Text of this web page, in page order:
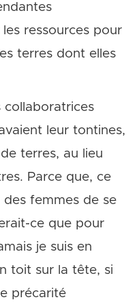
ressources pour
terres dont elles
collaboratrices
leur tontines,
terres, au lieu
Parce que, ce
des femmes de se
ce que pour
je suis en
toit sur la tête, si
précarité